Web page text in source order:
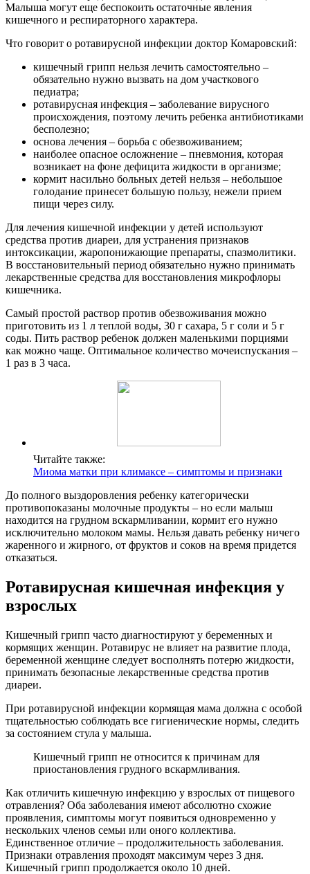
Малыша могут еще беспокоить остаточные явления
кишечного и респираторного характера.
Что говорит о ротавирусной инфекции доктор Комаровский:
кишечный грипп нельзя лечить самостоятельно –
обязательно нужно вызвать на дом участкового
педиатра;
ротавирусная инфекция – заболевание вирусного
происхождения, поэтому лечить ребенка антибиотиками
бесполезно;
основа лечения – борьба с обезвоживанием;
наиболее опасное осложнение – пневмония, которая
возникает на фоне дефицита жидкости в организме;
кормит насильно больных детей нельзя – небольшое
голодание принесет большую пользу, нежели прием
пищи через силу.
Для лечения кишечной инфекции у детей используют
средства против диареи, для устранения признаков
интоксикации, жаропонижающие препараты, спазмолитики.
В восстановительный период обязательно нужно принимать
лекарственные средства для восстановления микрофлоры
кишечника.
Самый простой раствор против обезвоживания можно
приготовить из 1 л теплой воды, 30 г сахара, 5 г соли и 5 г
соды. Пить раствор ребенок должен маленькими порциями
как можно чаще. Оптимальное количество мочеиспускания –
1 раз в 3 часа.
Читайте также:
Миома матки при климаксе – симптомы и признаки
До полного выздоровления ребенку категорически
противопоказаны молочные продукты – но если малыш
находится на грудном вскармливании, кормит его нужно
исключительно молоком мамы. Нельзя давать ребенку ничего
жаренного и жирного, от фруктов и соков на время придется
отказаться.
Ротавирусная кишечная инфекция у
взрослых
Кишечный грипп часто диагностируют у беременных и
кормящих женщин. Ротавирус не влияет на развитие плода,
беременной женщине следует восполнять потерю жидкости,
принимать безопасные лекарственные средства против
диареи.
При ротавирусной инфекции кормящая мама должна с особой
тщательностью соблюдать все гигиенические нормы, следить
за состоянием стула у малыша.
Кишечный грипп не относится к причинам для
приостановления грудного вскармливания.
Как отличить кишечную инфекцию у взрослых от пищевого
отравления? Оба заболевания имеют абсолютно схожие
проявления, симптомы могут появиться одновременно у
нескольких членов семьи или оного коллектива.
Единственное отличие – продолжительность заболевания.
Признаки отравления проходят максимум через 3 дня.
Кишечный грипп продолжается около 10 дней.